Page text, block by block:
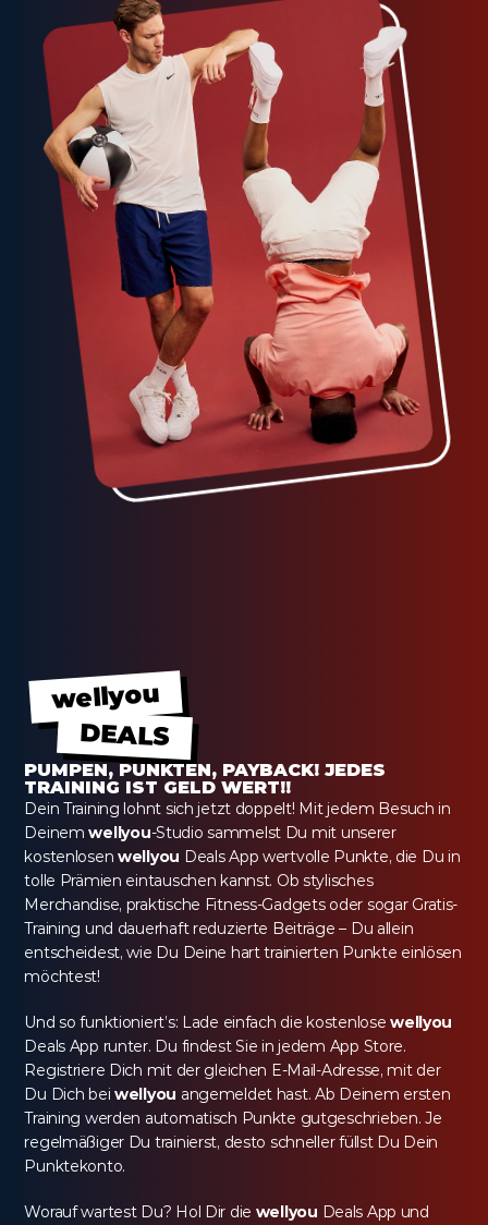
wellyou
DEALS
PUMPEN, PUNKTEN, PAYBACK! JEDES
TRAINING IST GELD WERT!!
Dein Training lohnt sich jetzt doppelt! Mit jedem Besuch in
Deinem wellyou-Studio sammelst Du mit unserer
kostenlosen wellyou Deals App wertvolle Punkte, die Du in
tolle Prämien eintauschen kannst. Ob stylisches
Merchandise, praktische Fitness-Gadgets oder sogar Gratis-
Training und dauerhaft reduzierte Beiträge – Du allein
entscheidest, wie Du Deine hart trainierten Punkte einlösen
möchtest!
Und so funktioniert’s: Lade einfach die kostenlose wellyou
Deals App runter. Du findest Sie in jedem App Store.
Registriere Dich mit der gleichen E-Mail-Adresse, mit der
Du Dich bei wellyou angemeldet hast. Ab Deinem ersten
Training werden automatisch Punkte gutgeschrieben. Je
regelmäßiger Du trainierst, desto schneller füllst Du Dein
Punktekonto.
Worauf wartest Du? Hol Dir die wellyou Deals App und